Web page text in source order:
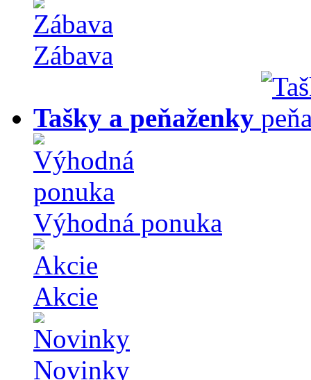
Zábava
Tašky a peňaženky
Výhodná ponuka
Akcie
Novinky